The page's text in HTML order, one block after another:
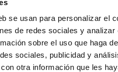
se usan para personalizar el
de redes sociales y analizar
sobre el uso que haga
sociales, publicidad y
otra información que les